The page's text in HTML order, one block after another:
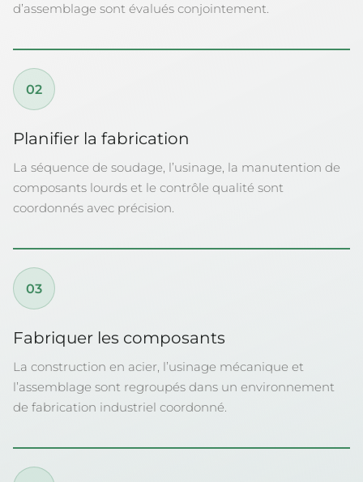
d’assemblage sont évalués conjointement.
02
Planifier la fabrication
La séquence de soudage, l’usinage, la manutention de
composants lourds et le contrôle qualité sont
coordonnés avec précision.
03
Fabriquer les composants
La construction en acier, l’usinage mécanique et
l’assemblage sont regroupés dans un environnement
de fabrication industriel coordonné.